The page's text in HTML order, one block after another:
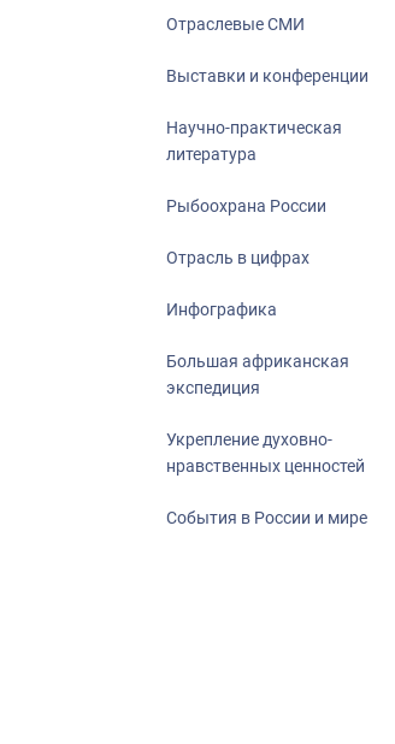
Отраслевые СМИ
Выставки и конференции
Научно-практическая
литература
Рыбоохрана России
Отрасль в цифрах
Инфографика
Большая африканская
экспедиция
Укрепление духовно-
нравственных ценностей
События в России и мире